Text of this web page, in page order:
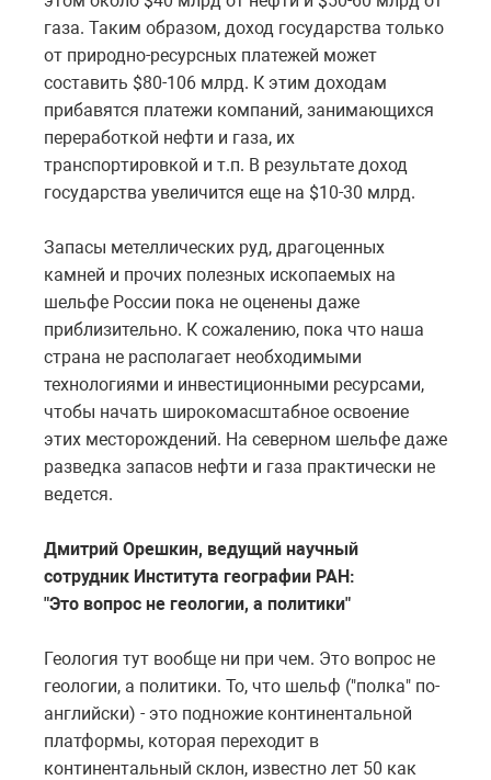
газа. Таким образом, доход государства только
от природно-ресурсных платежей может
составить $80-106 млрд. К этим доходам
прибавятся платежи компаний, занимающихся
переработкой нефти и газа, их
транспортировкой и т.п. В результате доход
государства увеличится еще на $10-30 млрд.
Запасы метеллических руд, драгоценных
камней и прочих полезных ископаемых на
шельфе России пока не оценены даже
приблизительно. К сожалению, пока что наша
страна не располагает необходимыми
технологиями и инвестиционными ресурсами,
чтобы начать широкомасштабное освоение
этих месторождений. На северном шельфе даже
разведка запасов нефти и газа практически не
ведется.
Дмитрий Орешкин, ведущий научный
сотрудник Института географии РАН:
"Это вопрос не геологии, а политики"
Геология тут вообще ни при чем. Это вопрос не
геологии, а политики. То, что шельф ("полка" по-
английски) - это подножие континентальной
платформы, которая переходит в
континентальный склон, известно лет 50 как